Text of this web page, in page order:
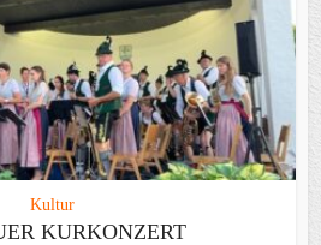
Kultur
KURKONZERT